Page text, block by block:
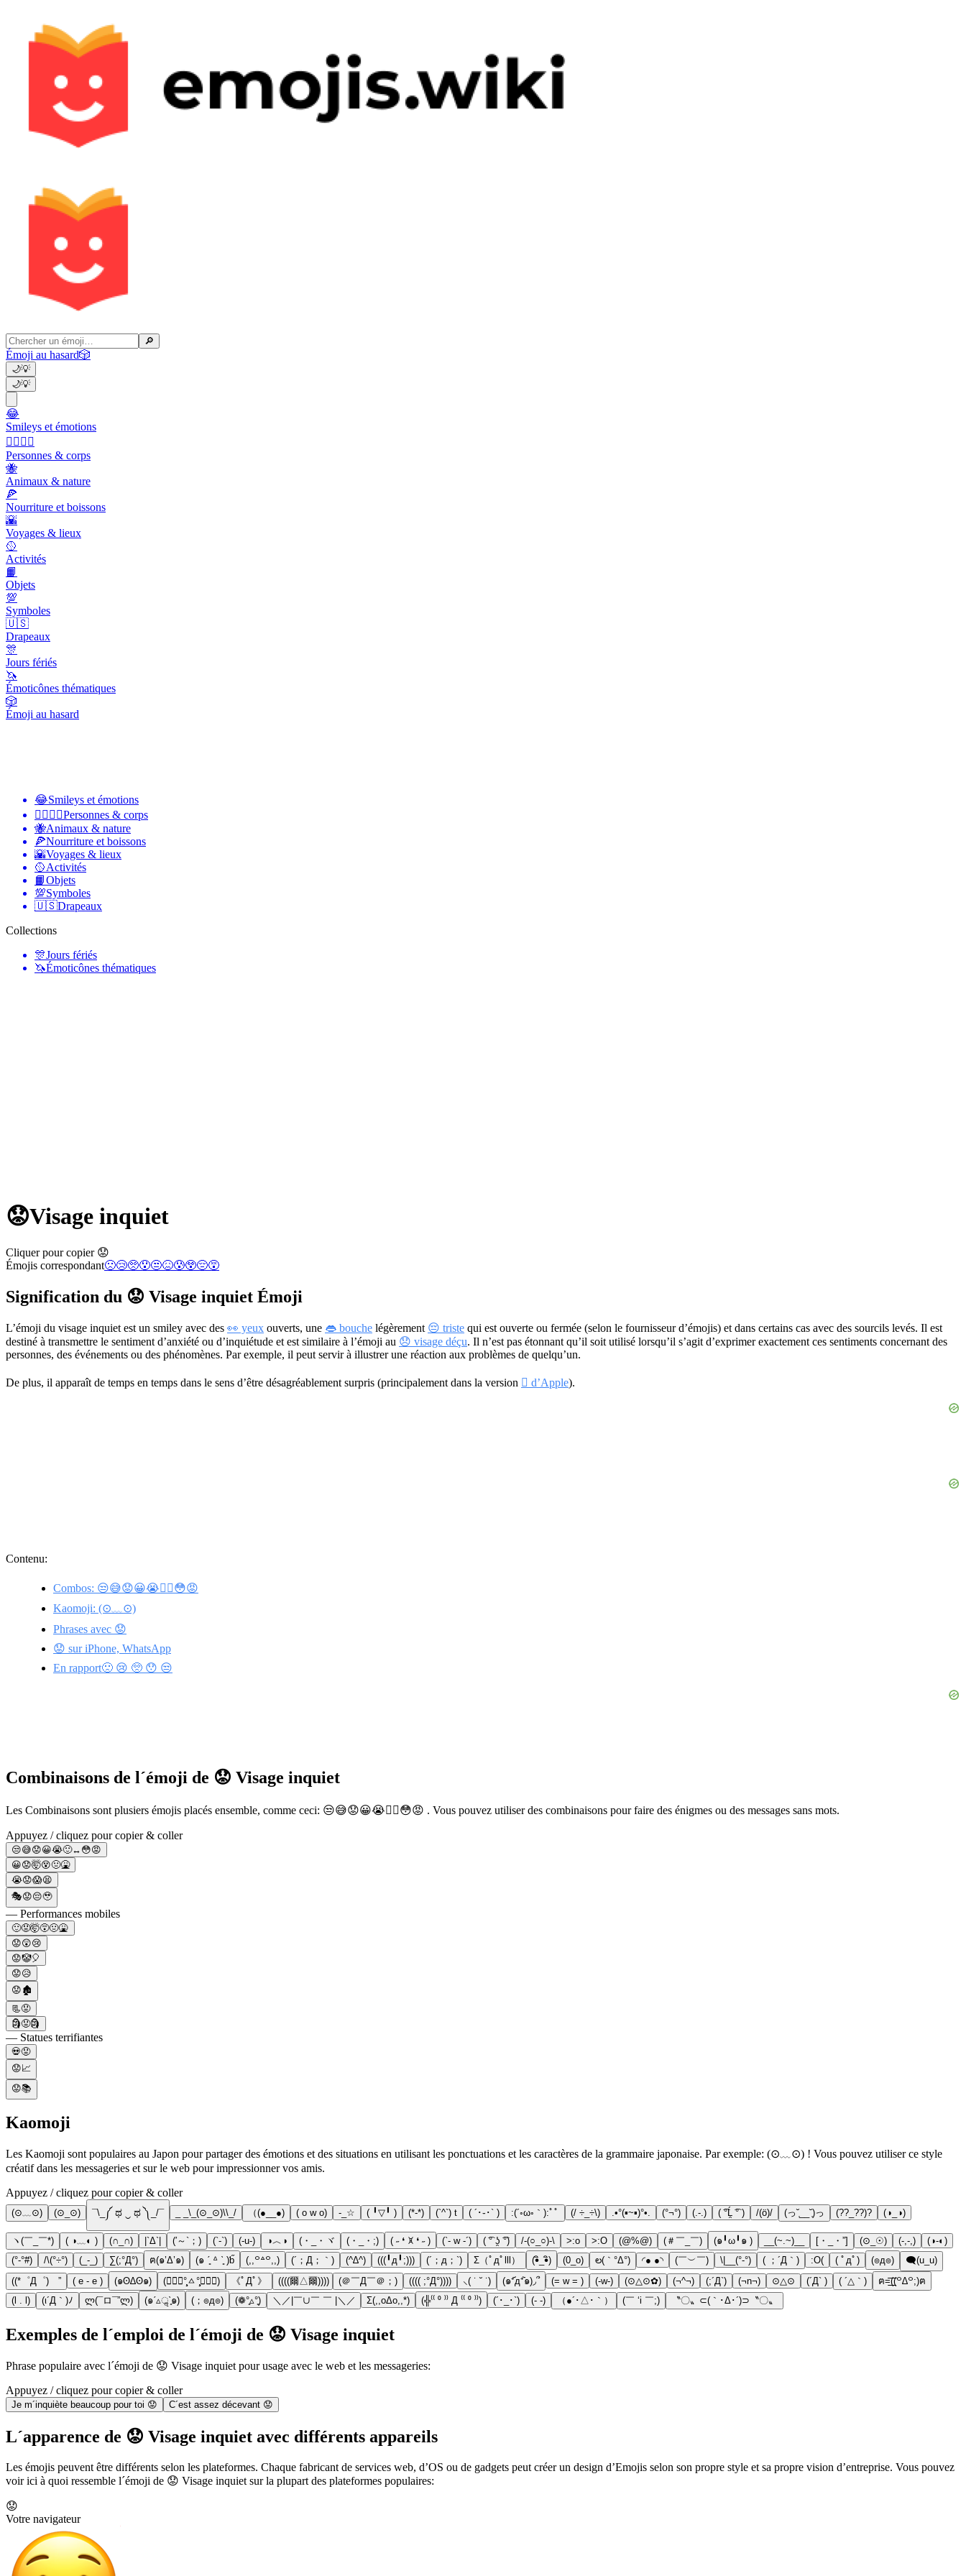
🔎
Émoji au hasard🎲
🌙💡
🌙💡
😂
Smileys et émotions
👩‍❤️‍💋‍👨
Personnes & corps
🐝
Animaux & nature
🍕
Nourriture et boissons
🌇
Voyages & lieux
🥎
Activités
📙
Objets
💯
Symboles
🇺🇸
Drapeaux
🎊
Jours fériés
🦄
Émoticônes thématiques
🎲
Émoji au hasard
😂Smileys et émotions
👩‍❤️‍💋‍👨Personnes & corps
🐝Animaux & nature
🍕Nourriture et boissons
🌇Voyages & lieux
🥎Activités
📙Objets
💯Symboles
🇺🇸Drapeaux
Collections
🎊Jours fériés
🦄Émoticônes thématiques
😟Visage inquiet
Cliquer pour copier 😟
Émojis correspondant🙁😢🥺😯😒😖😰😲😔😵
Signification du 😟 Visage inquiet Émoji
L’émoji du visage inquiet est un smiley avec des 👀 yeux ouverts, une 👄 bouche légèrement 😔 triste qui est ouverte ou fermée (selon le fournisseur d’émojis) et dans certains cas avec des sourcils levés. Il est
destiné à transmettre le sentiment d’anxiété ou d’inquiétude et est similaire à l’émoji au 😞 visage déçu. Il n’est pas étonnant qu’il soit utilisé lorsqu’il s’agit d’exprimer exactement ces sentiments concernant des
personnes, des événements ou des phénomènes. Par exemple, il peut servir à illustrer une réaction aux problèmes de quelqu’un.
De plus, il apparaît de temps en temps dans le sens d’être désagréablement surpris (principalement dans la version  d’Apple).
Contenu:
Combos: 😒😅😟😀😭🙂‍↔😳😡
Kaomoji: (⊙﹏⊙)
Phrases avec 😟
😟 sur iPhone, WhatsApp
En rapport🙁 😢 🥺 😯 😒
Combinaisons de l´émoji de 😟 Visage inquiet
Les Combinaisons sont plusiers émojis placés ensemble, comme ceci: 😒😅😟😀😭🙂‍↔😳😡 . Vous pouvez utiliser des combinaisons pour faire des énigmes ou des messages sans mots.
Appuyez / cliquez pour copier & coller
😒😅😟😀😭🙂‍↔😳😡
😀😟🤯😵🤢🤮
😭😟😱😫
🎭😟😔🥹
— Performances mobiles
🙂😟🤯😵🤢🤮
😟😲😢
😟🤡🎈
😟😥
😟🏚️
📃😟
🗿😟🗿
— Statues terrifiantes
💀😟
😟📈
😟📚
Kaomoji
Les Kaomoji sont populaires au Japon pour partager des émotions et des situations en utilisant les ponctuations et les caractères de la grammaire japonaise. Par exemple: (⊙﹏⊙) ! Vous pouvez utiliser ce style
créatif dans les messageries et sur le web pour impressionner vos amis.
Appuyez / cliquez pour copier & coller
(⊙﹏⊙) (⊙_⊙) ¯\_༼ ಥ ‿ ಥ ༽_/¯ _ _\_(⊙_⊙)\\_/ （(●__●) ( o w o) -_☆ ( ╹▽╹ ) (*-*) (`^`) t ( ´･֊･` ) :(´◦ω◦｀):ﾟﾟ (/ ÷_÷\) .•°(▪~▪)°•. (°¬°) (.-.) ( ͡°Ĺ̯ ͡° ) /(ö)/ (っ˘̩__˘̩)っ (??_??)? (◑_◑)
ヽ(￣_￣*) ( ◑﹏◐ ) (∩_∩) |`Δ`| (′～`；) (`-`) (-u-) ◑︿◑ (・_・ヾ (・_・;) ( ˶ ❛ ꁞ ❛ ˶ ) (`- w -´) ( ͡° ʖ̯ ͡°) /-(○_○)-\ >:o >:O (@%@) (＃￣_￣) (๑╹ω╹๑ ) __(~.~)__ [・_・”] (⊙_☉) (-,-,)
(◑-◐)
(°-°#)
/\(°÷°) (_-_) ∑(;°Д°) ฅ(๑’Δ’๑) (๑ ˊ͈ ᐞ ˋ͈ )ƅ̋ (,,꒪꒫꒪,,) (´；Д；｀) (^∆^) (((╹д╹;))) (´；д；`) Σ（ﾟдﾟlll） (•ิ_•ิ) (0_o) ల(｀°Δ°) ◜● ●◝ (￣︶￣) \|__(°-°) ( ；´Д｀) :O( ( ﾟдﾟ) (๏д๏)
🗨(u_u)
((*゜Д゜)ゞ”
( e - e ) (๑ʘ∆ʘ๑) (๑⃙⃘°̧̧̧ㅿ°̧̧̧๑⃙⃘) 《ﾟДﾟ》 ((((爾△爾)))) (＠￣Д￣＠；) (((( ;°Д°)))) ⸜( ˙ ˘ ˙) (๑⁺᷄д⁺᷅๑)◞՞ (= w = ) (-w-) (⊙△⊙✿) (¬^¬) (;´Д`) (¬n¬) ⊙△⊙ (´Д` ) ( ´△｀)
ฅ=͟͟͞͞((꒪∆꒪;)ฅ
(l . l)
(ι´Д｀)ﾉ ლ(¯ロ¯”ლ) (๑ˊ▵ॢˋ̥๑) (；๏д๏) (❁°͈▵°͈) ＼／|￣∪￣ ￣ |＼／ Σ(,,oΔo,,*) (╬⁽⁽ ⁰ ⁾⁾ Д ⁽⁽ ⁰ ⁾⁾) (´･_･`) (- -) （●´･△･｀） (￣ ‘i ￣;) 〝〇〟⊂(｀･Δ･´)⊃〝〇〟
Exemples de l´emploi de l´émoji de 😟 Visage inquiet
Phrase populaire avec l´émoji de 😟 Visage inquiet pour usage avec le web et les messageries:
Appuyez / cliquez pour copier & coller
Je m´inquiète beaucoup pour toi 😟 C´est assez décevant 😟
L´apparence de 😟 Visage inquiet avec différents appareils
Les émojis peuvent être différents selon les plateformes. Chaque fabricant de services web, d’OS ou de gadgets peut créer un design d’Emojis selon son propre style et sa propre vision d’entreprise. Vous pouvez
voir ici à quoi ressemble l´émoji de 😟 Visage inquiet sur la plupart des plateformes populaires:
😟
Votre navigateur